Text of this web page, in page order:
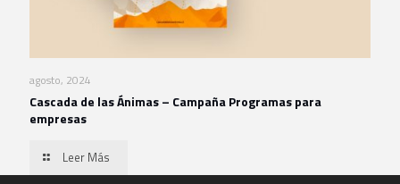
agosto, 2024
Cascada de las Ánimas – Campaña Programas para
empresas
Leer Más